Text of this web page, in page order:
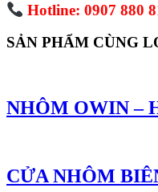
Hotline: 0907 880
SẢN PHẨM CÙNG
NHÔM OWIN –
CỬA NHÔM